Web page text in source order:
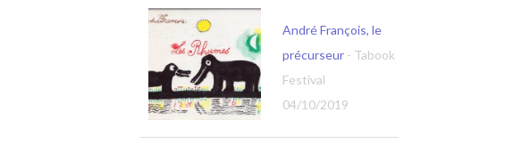
André François, le
précurseur - Tabook
Festival
04/10/2019